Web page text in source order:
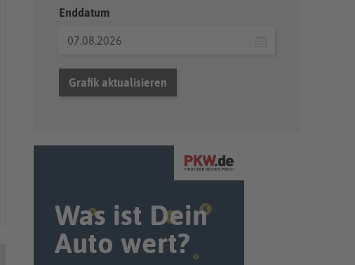
Enddatum
Grafik aktualisieren
Was ist Dein
Auto wert?